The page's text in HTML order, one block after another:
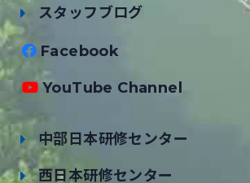
スタッフブログ
Facebook
YouTube Channel
中部日本研修センター
西日本研修センター